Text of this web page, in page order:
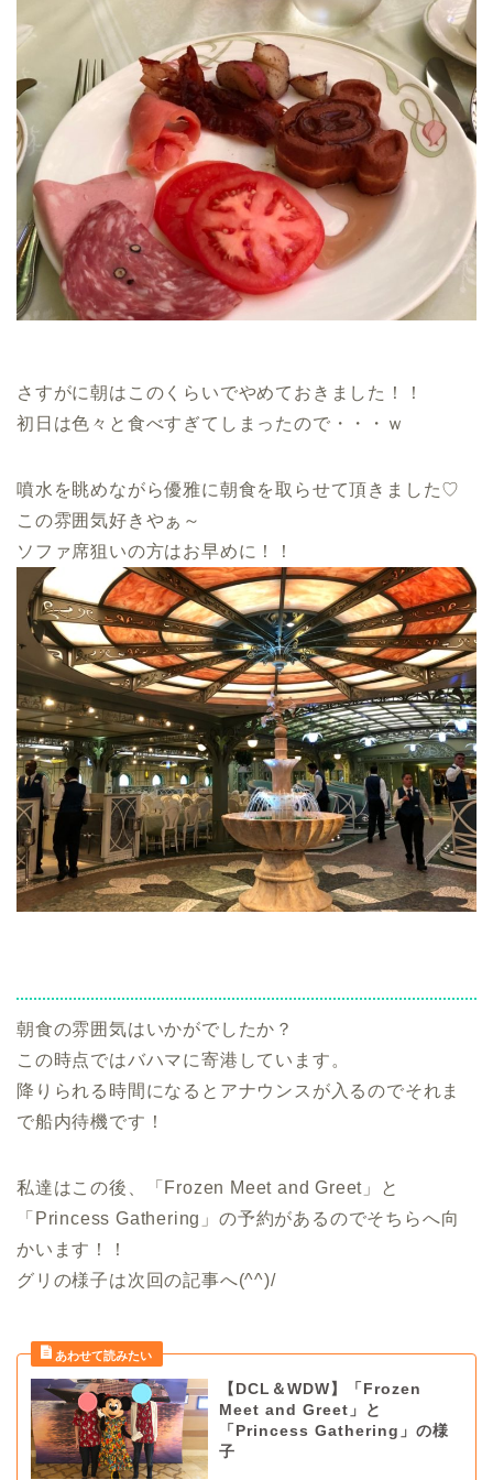
さすがに朝はこのくらいでやめておきました！！
初日は色々と食べすぎてしまったので・・・ｗ
噴水を眺めながら優雅に朝食を取らせて頂きました♡
この雰囲気好きやぁ～
ソファ席狙いの方はお早めに！！
朝食の雰囲気はいかがでしたか？
この時点ではバハマに寄港しています。
降りられる時間になるとアナウンスが入るのでそれま
で船内待機です！
私達はこの後、「Frozen Meet and Greet」と
「Princess Gathering」の予約があるのでそちらへ向
かいます！！
グリの様子は次回の記事へ(^^)/
【DCL＆WDW】「Frozen
Meet and Greet」と
「Princess Gathering」の様
子